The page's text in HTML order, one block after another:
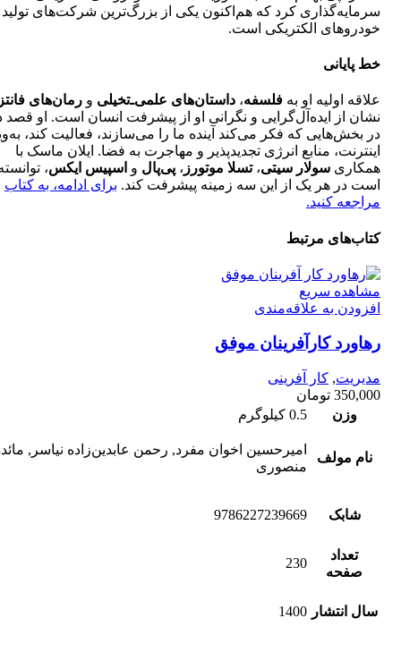
سرمایه‌گذاری کرد که هم‌اکنون یکی از بزرگ‌ترین شرکت‎‌های تولید
خودرو‌های الکتریکی است.
خط پایانی
علاقه اولیه او به فلسفه، داستان‌های علمی‌‌ـ‌تخیلی و رمان‌های
نشان از ایده‌آل‌گرایی و نگرانی او از پیشرفت انسان است. او قصد
در بخش‌هایی که فکر می‌کند آینده ما را می‌سازند، فعالیت کند،
اینترنت، منابع انرژی تجدید‌پذیر و مهاجرت به فضا. ایلان ماسک با
همکاری سولار سیتی،تسلا موتورز ، پی‌پال و اسپیس ایکس،
است در هر یک از این سه زمینه پیشرفت کند. برای ادامه، به کتاب
مراجعه کنید.
کتاب‌های مرتبط
مشاهده سریع
افزودن به علاقه‌مندی
رهاورد کار‌آفرینان موفق
مدیریت, کار آفرینی
350,000 تومان
وزن
0.5 کیلوگرم
نام مولف
امیرحسین اخوان مفرد, رحمن عابدین‌زاده نیاسر,
منصوری
شابک 9786227239669
تعداد
صفحه
230
سال انتشار 1400